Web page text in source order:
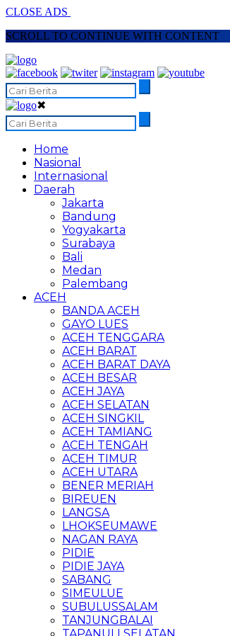
CLOSE ADS
SCROLL TO CONTINUE WITH CONTENT
✖
Home
Nasional
Internasional
Daerah
Jakarta
Bandung
Yogyakarta
Surabaya
Bali
Medan
Palembang
ACEH
BANDA ACEH
GAYO LUES
ACEH TENGGARA
ACEH BARAT
ACEH BARAT DAYA
ACEH BESAR
ACEH JAYA
ACEH SELATAN
ACEH SINGKIL
ACEH TAMIANG
ACEH TENGAH
ACEH TIMUR
ACEH UTARA
BENER MERIAH
BIREUEN
LANGSA
LHOKSEUMAWE
NAGAN RAYA
PIDIE
PIDIE JAYA
SABANG
SIMEULUE
SUBULUSSALAM
TANJUNGBALAI